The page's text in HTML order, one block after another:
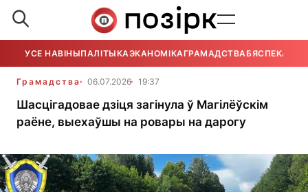
УСЕ НАВІНЫПАЛІТЫКАЭКАНОМІКАГРАМАДСТВАБЯСПЕКА
Грамадства 06.07.2026 19:37
Шасцігадовае дзіця загінула ў Магілёўскім
раёне, выехаўшы на ровары на дарогу